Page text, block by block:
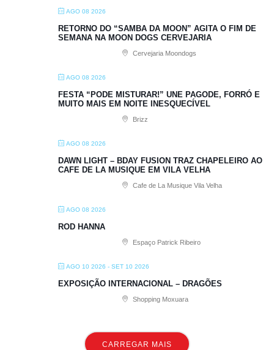
AGO 08 2026
RETORNO DO “SAMBA DA MOON” AGITA O FIM DE
SEMANA NA MOON DOGS CERVEJARIA
Cervejaria Moondogs
AGO 08 2026
FESTA “PODE MISTURAR!” UNE PAGODE, FORRÓ E
MUITO MAIS EM NOITE INESQUECÍVEL
Brizz
AGO 08 2026
DAWN LIGHT – BDAY FUSION TRAZ CHAPELEIRO AO
CAFE DE LA MUSIQUE EM VILA VELHA
Cafe de La Musique Vila Velha
AGO 08 2026
ROD HANNA
Espaço Patrick Ribeiro
AGO 10 2026 - SET 10 2026
EXPOSIÇÃO INTERNACIONAL – DRAGÕES
Shopping Moxuara
CARREGAR MAIS